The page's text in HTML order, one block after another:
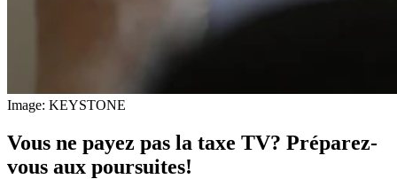
Image: KEYSTONE
Vous ne payez pas la taxe TV? Préparez-
vous aux poursuites!